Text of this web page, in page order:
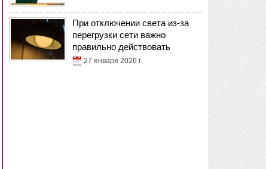
При отключении света из-за
перегрузки сети важно
правильно действовать
27 января 2026 г.